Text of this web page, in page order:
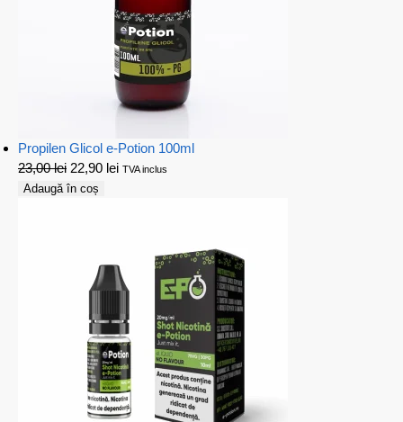
Propilen Glicol e-Potion 100ml
23,00lei 22,90 lei TVA inclus
Adaugă în coș